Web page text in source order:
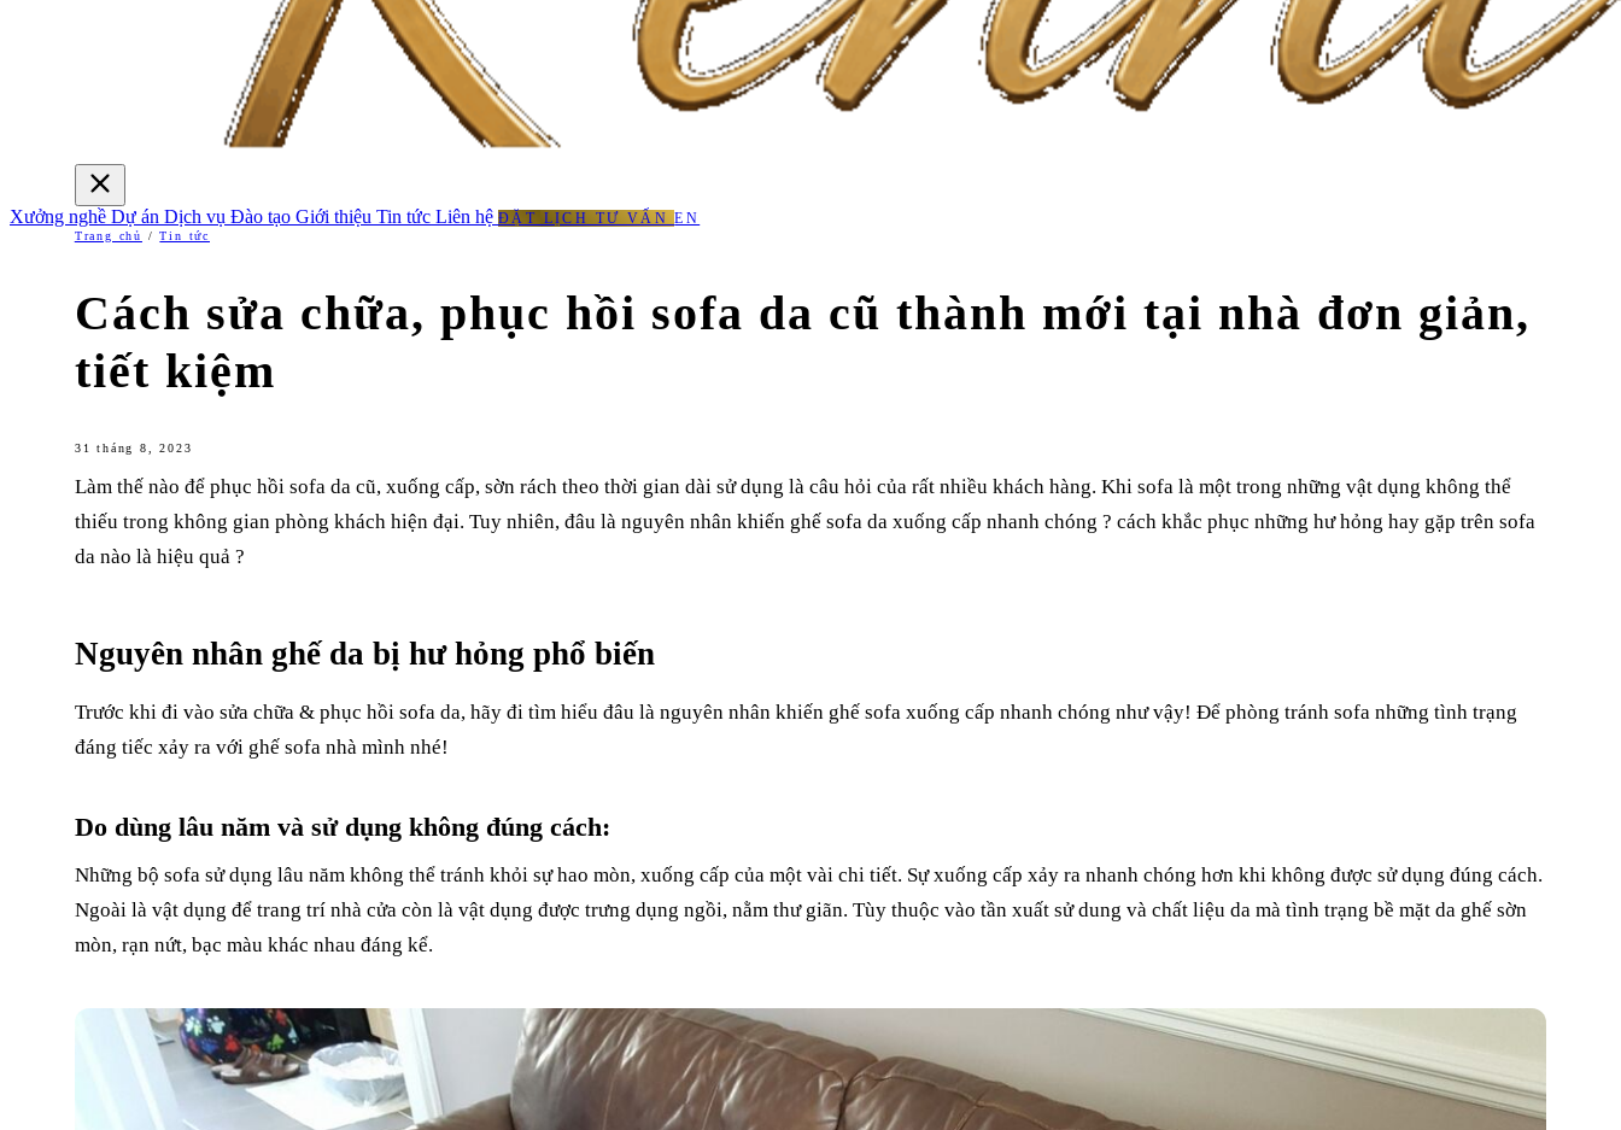
Xưởng nghề Dự án Dịch vụ Đào tạo Giới thiệu Tin tức Liên hệ ĐẶT LỊCH TƯ VẤNEN
Trang chủ / Tin tức
Cách sửa chữa, phục hồi sofa da cũ thành mới tại nhà đơn giản,
tiết kiệm
31 tháng 8, 2023
Làm thế nào để phục hồi sofa da cũ, xuống cấp, sờn rách theo thời gian dài sử dụng là câu hỏi của rất nhiều khách hàng. Khi sofa là một trong những vật dụng không thể
thiếu trong không gian phòng khách hiện đại. Tuy nhiên, đâu là nguyên nhân khiến ghế sofa da xuống cấp nhanh chóng ? cách khắc phục những hư hỏng hay gặp trên sofa
da nào là hiệu quả ?
Nguyên nhân ghế da bị hư hỏng phổ biến
Trước khi đi vào sửa chữa & phục hồi sofa da, hãy đi tìm hiểu đâu là nguyên nhân khiến ghế sofa xuống cấp nhanh chóng như vậy! Để phòng tránh sofa những tình trạng
đáng tiếc xảy ra với ghế sofa nhà mình nhé!
Do dùng lâu năm và sử dụng không đúng cách:
Những bộ sofa sử dụng lâu năm không thể tránh khỏi sự hao mòn, xuống cấp của một vài chi tiết. Sự xuống cấp xảy ra nhanh chóng hơn khi không được sử dụng đúng cách.
Ngoài là vật dụng để trang trí nhà cửa còn là vật dụng được trưng dụng ngồi, nằm thư giãn. Tùy thuộc vào tần xuất sử dung và chất liệu da mà tình trạng bề mặt da ghế sờn
mòn, rạn nứt, bạc màu khác nhau đáng kể.